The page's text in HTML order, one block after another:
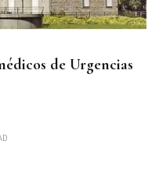
de Urgencias